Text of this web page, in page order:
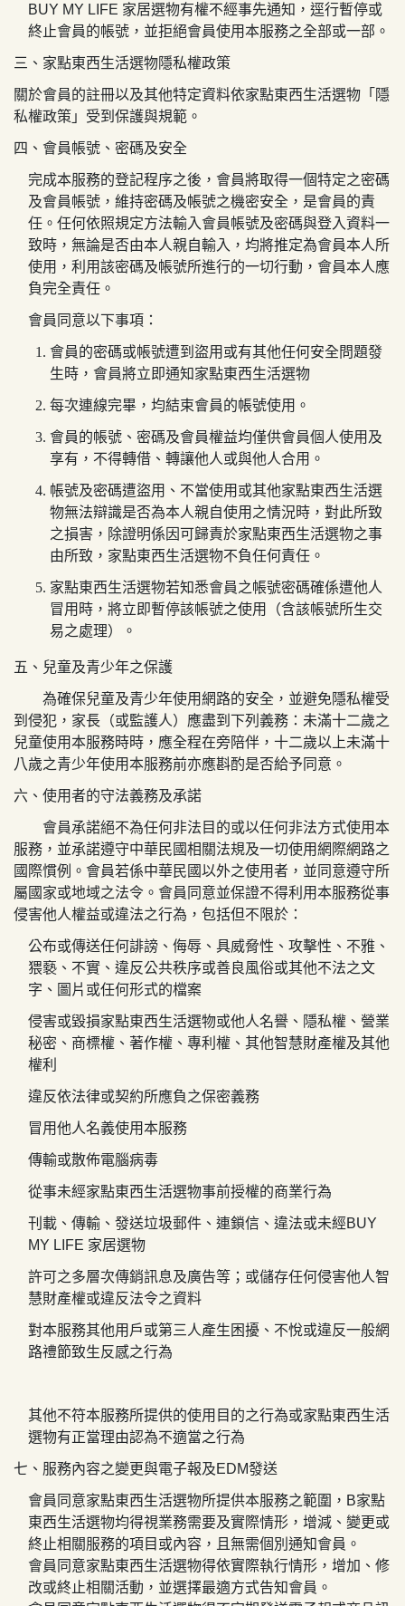
BUY MY LIFE 家居選物有權不經事先通知，逕行暫停或
終止會員的帳號，並拒絕會員使用本服務之全部或一部。
三、 家點東西生活選物隱私權政策
關於會員的註冊以及其他特定資料依家點東西生活選物 「隱
私權政策」受到保護與規範。
四、會員帳號、密碼及安全
完成本服務的登記程序之後，會員將取得一個特定之密碼
及會員帳號，維持密碼及帳號之機密安全，是會員的責
任。任何依照規定方法輸入會員帳號及密碼與登入資料一
致時，無論是否由本人親自輸入，均將推定為會員本人所
使用，利用該密碼及帳號所進行的一切行動，會員本人應
負完全責任。
會員同意以下事項：
會員的密碼或帳號遭到盜用或有其他任何安全問題發
生時，會員將立即通知家點東西生活選物
每次連線完畢，均結束會員的帳號使用。
會員的帳號、密碼及會員權益均僅供會員個人使用及
享有，不得轉借、轉讓他人或與他人合用。
帳號及密碼遭盜用、不當使用或其他家點東西生活選
物無法辯識是否為本人親自使用之情況時，對此所致
之損害，除證明係因可歸責於家點東西生活選物之事
由所致， 家點東西生活選物不負任何責任。
家點東西生活選物若知悉會員之帳號密碼確係遭他人
冒用時，將立即暫停該帳號之使用（含該帳號所生交
易之處理）。
五、兒童及青少年之保護
為確保兒童及青少年使用網路的安全，並避免隱私權受
到侵犯，家長（或監護人）應盡到下列義務：未滿十二歲之
兒童使用本服務時時，應全程在旁陪伴，十二歲以上未滿十
八歲之青少年使用本服務前亦應斟酌是否給予同意。
六、使用者的守法義務及承諾
會員承諾絕不為任何非法目的或以任何非法方式使用本
服務，並承諾遵守中華民國相關法規及一切使用網際網路之
國際慣例。會員若係中華民國以外之使用者，並同意遵守所
屬國家或地域之法令。會員同意並保證不得利用本服務從事
侵害他人權益或違法之行為，包括但不限於：
公布或傳送任何誹謗、侮辱、具威脅性、攻擊性、不雅、
猥褻、不實、違反公共秩序或善良風俗或其他不法之文
字、圖片或任何形式的檔案
侵害或毀損家點東西生活選物或他人名譽、隱私權、營業
秘密、商標權、著作權、專利權、其他智慧財產權及其他
權利
違反依法律或契約所應負之保密義務
冒用他人名義使用本服務
傳輸或散佈電腦病毒
從事未經家點東西生活選物事前授權的商業行為
刊載、傳輸、發送垃圾郵件、連鎖信、違法或未經BUY
MY LIFE 家居選物
許可之多層次傳銷訊息及廣告等；或儲存任何侵害他人智
慧財產權或違反法令之資料
對本服務其他用戶或第三人產生困擾、不悅或違反一般網
路禮節致生反感之行為
其他不符本服務所提供的使用目的之行為或家點東西生活
選物有正當理由認為不適當之行為
七、服務內容之變更與電子報及EDM發送
會員同意家點東西生活選物所提供本服務之範圍， B家點
東西生活選物均得視業務需要及實際情形，增減、變更或
終止相關服務的項目或內容，且無需個別通知會員。
會員同意家點東西生活選物得依實際執行情形，增加、修
改或終止相關活動，並選擇最適方式告知會員。